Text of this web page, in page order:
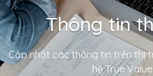
Thông tin
Cập nhật các thông tin trên thị
hệ True